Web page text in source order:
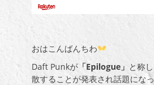
おはこんばんちわ
Daft Punkが 「Epilogue」 と称
散することが発表され話題になっ